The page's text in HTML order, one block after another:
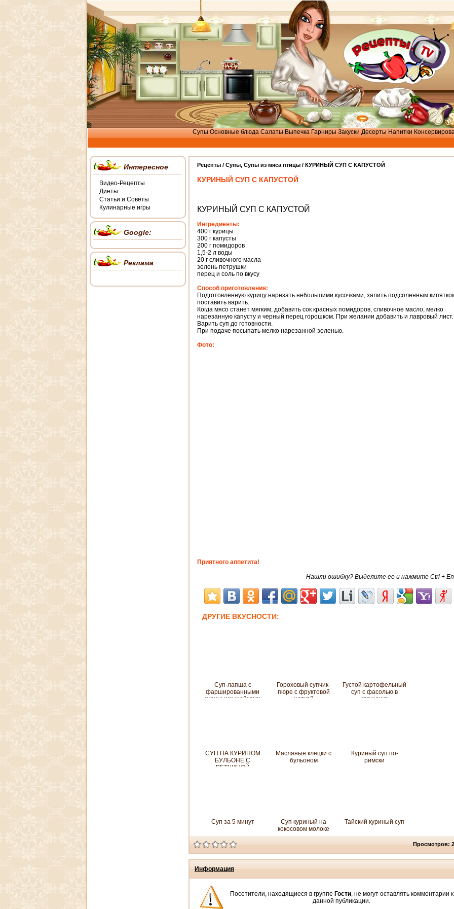
Супы Основные блюда Салаты Выпечка Гарниры Закуски Десерты Напитки
Рецепты / Cупы, Cупы из мяса птицы / КУРИНЫЙ СУП С КАПУСТОЙ
КУРИНЫЙ СУП С КАПУСТОЙ
КУРИНЫЙ СУП С КАПУСТОЙ
Ингредиенты:
400 г курицы
300 г капусты
200 г помидоров
1,5-2 л воды
20 г сливочного масла
зелень петрушки
перец и соль по вкусу
Способ приготовления:
Подготовленную курицу нарезать небольшими кусочками, залить подсоленным
поставить варить.
Когда мясо станет мягким, добавить сок красных помидоров, сливочное масло, мелко
нарезанную капусту и черный перец горошком. При желании добавить и лавровый лист.
Варить суп до готовности.
При подаче посыпать мелко нарезанной зеленью.
Фото:
Приятного аппетита!
Нашли ошибку? Выделите ее и нажмите Ctrl +
ДРУГИЕ ВКУСНОСТИ:
Суп-лапша с
фаршированными
куриными шейками
Гороховый супчик-
пюре с фруктовой
ноткой
Густой картофельный
суп с фасолью в
горшочке
СУП НА КУРИНОМ
БУЛЬОНЕ С
ВЕТЧИНОЙ
Масляные клёцки с
бульоном
Куриный суп по-
римски
Суп за 5 минут
Суп куриный на
кокосовом молоке
Тайский куриный суп
Просмотров:
Информация
Посетители, находящиеся в группе Гости, не могут оставлять комментарии к
данной публикации.
Интересное
Видео-Рецепты
Диеты
Статьи и Советы
Кулинарные игры
Google:
Реклама